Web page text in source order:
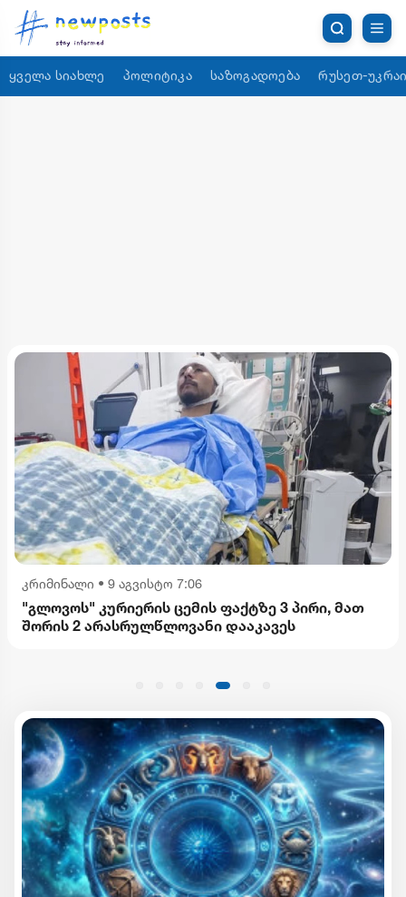
ყველა სიახლე პოლიტიკა საზოგადოება რუსეთ-
კრიმინალი • 9 აგვისტო 7:06
"გლოვოს" კურიერის ცემის ფაქტზე 3 პირი, მათ
შორის 2 არასრულწლოვანი დააკავეს